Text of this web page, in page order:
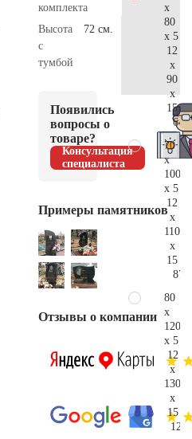
комплекта
Высота
с
тумбой
72 см.
Появились
вопросы о
товаре?
Консультация
специалиста
Примеры памятников
Отзывы о компании
x
80
x 5
12
x
90
x
15
70
x
100
x 5
12
x
110
x
15
80
x
120
x 5
12
x
130
x
15